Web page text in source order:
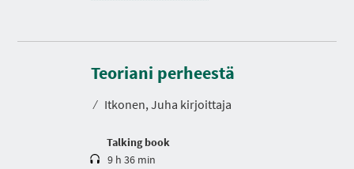
Teoriani perheestä
⁄ Itkonen, Juha kirjoittaja
Talking book
D
r
a
i
9 h 36 min